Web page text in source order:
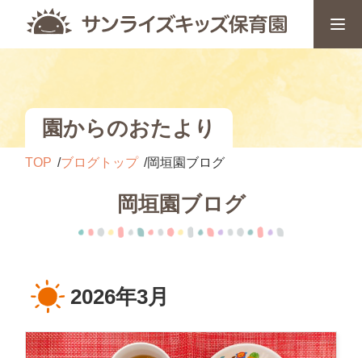
園からのおたより
TOP ブログトップ 岡垣園ブログ
岡垣園ブログ
2026年3月